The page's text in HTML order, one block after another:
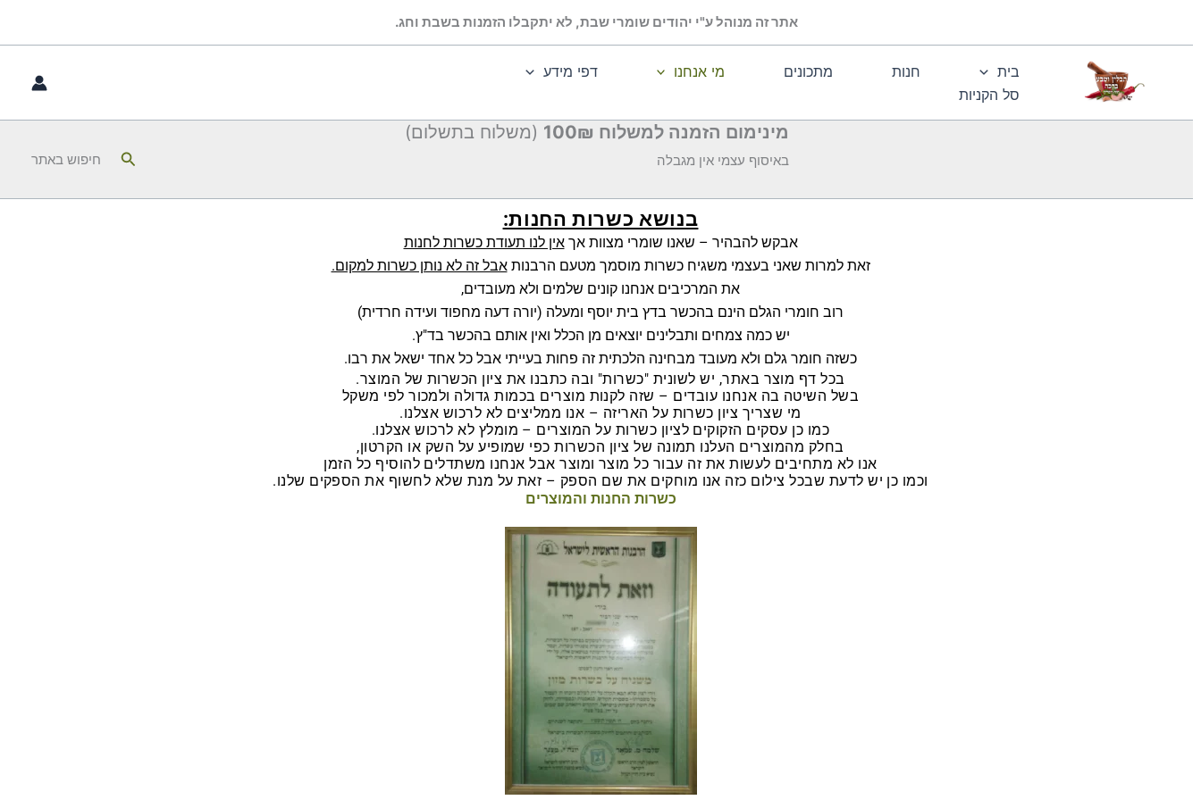
אתר זה מנוהל ע"י יהודים שומרי שבת, לא יתקבלו הזמנות בשבת וחג.
בית חנות מתכונים מי אנחנו
דפי מידע
סל הקניות
מינימום הזמנה למשלוח 100₪ (משלוח בתשלום)
באיסוף עצמי אין מגבלה חיפושחיפוש באתר
בנושא כשרות החנות:
אבקש להבהיר – שאנו שומרי מצוות אךאין לנו תעודת כשרות לחנות
זאת למרות שאני בעצמי משגיח כשרות מוסמך מטעם הרבנותאבל זה לא נותן כשרות למקום.
את המרכיבים אנחנו קונים שלמים ולא מעובדים,
רוב חומרי הגלם הינם בהכשר בדץ בית יוסף ומעלה (יורה דעה מחפוד ועידה חרדית)
יש כמה צמחים ותבלינים יוצאים מן הכלל ואין אותם בהכשר בד"ץ.
כשזה חומר גלם ולא מעובד מבחינה הלכתית זה פחות בעייתי אבל כל אחד ישאל את רבו.
בכל דף מוצר באתר, יש לשונית "כשרות" ובה כתבנו את ציון הכשרות של המוצר.
בשל השיטה בה אנחנו עובדים – שזה לקנות מוצרים בכמות גדולה ולמכור לפי משקל
מי שצריך ציון כשרות על האריזה – אנו ממליצים לא לרכוש אצלנו.
כמו כן עסקים הזקוקים לציון כשרות על המוצרים – מומלץ לא לרכוש אצלנו.
בחלק מהמוצרים העלנו תמונה של ציון הכשרות כפי שמופיע על השק או הקרטון,
אנו לא מתחיבים לעשות את זה עבור כל מוצר ומוצר אבל אנחנו משתדלים להוסיף כל הזמן
וכמו כן יש לדעת שבכל צילום כזה אנו מוחקים את שם הספק – זאת על מנת שלא לחשוף את הספקים שלנו.
כשרות החנות והמוצרים